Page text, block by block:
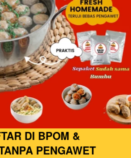
DI BPOM &
PENGAWET